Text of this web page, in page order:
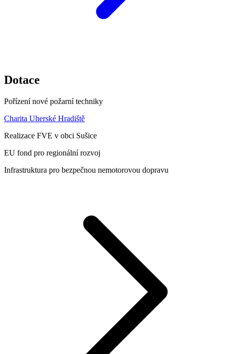
Dotace
Pořízení nové požarní techniky
Charita Uherské Hradiště
Realizace FVE v obci Sušice
EU fond pro regionální rozvoj
Infrastruktura pro bezpečnou nemotorovou dopravu